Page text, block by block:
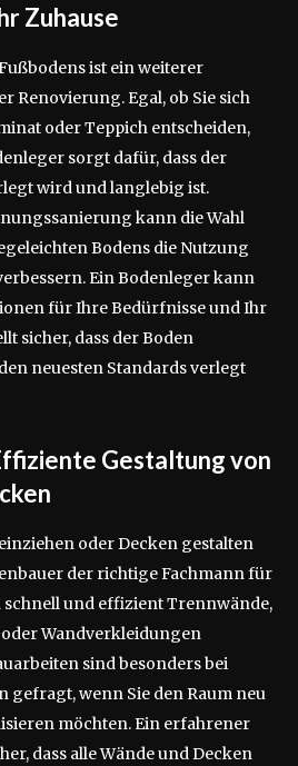
Zuhause
ist ein weiterer
Renovierung. Egal, ob Sie sich
oder Teppich entscheiden,
sorgt dafür, dass der
wird und langlebig ist.
kann die Wahl
Bodens die Nutzung
Ein Bodenleger kann
für Ihre Bedürfnisse und Ihr
sicher, dass der Boden
neuesten Standards verlegt
Gestaltung von
oder Decken gestalten
der richtige Fachmann für
schnell und effizient Trennwände,
Wandverkleidungen
sind besonders bei
gefragt, wenn Sie den Raum neu
möchten. Ein erfahrener
dass alle Wände und Decken